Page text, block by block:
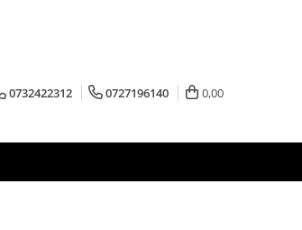
0732422312 0727196140 0,00